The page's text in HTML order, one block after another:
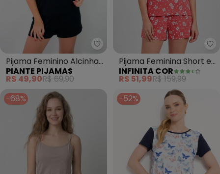
Piante Pijamas - Pijama
Pijama Feminino Alcinha
Kelly (Preto)
PIANTE PIJAMAS
R$ 49,90R$ 69,90
Pijama Feminina Short e
Blusa (Branco)
INFINITA COR
R$ 51,99R$ 159,99
-68%
-52%